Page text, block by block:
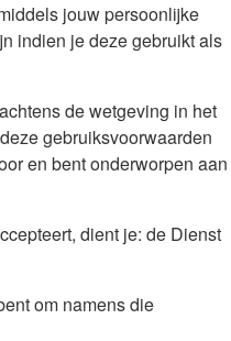
jouw persoonlijke
indien je deze gebruikt als
de wetgeving in het
gebruiksvoorwaarden
en bent onderworpen aan
dient je: de Dienst
om namens die